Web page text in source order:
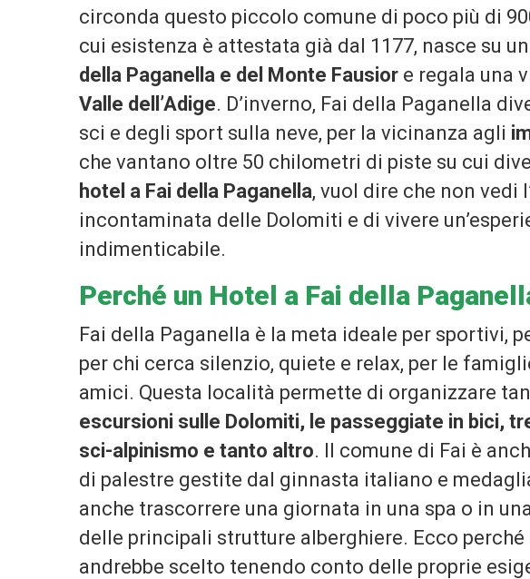
circonda questo piccolo comune di poco più di
cui esistenza è attestata già dal 1177, nasce su
della Paganella e del Monte Fausior e regala una
Valle dell’Adige. D’inverno, Fai della Paganella
sci e degli sport sulla neve, per la vicinanza agli
che vantano oltre 50 chilometri di piste su cui
hotel a Fai della Paganella, vuol dire che non vedi
incontaminata delle Dolomiti e di vivere
indimenticabile.
Perché un Hotel a Fai della
Fai della Paganella è la meta ideale per sportivi,
per chi cerca silenzio, quiete e relax, per le
amici. Questa località permette di organizzare
escursioni sulle Dolomiti, le passeggiate in bici,
sci-alpinismo e tanto altro. Il comune di Fai è
di palestre gestite dal ginnasta italiano e
anche trascorrere una giornata in una spa o in
delle principali strutture alberghiere. Ecco
andrebbe scelto tenendo conto delle proprie